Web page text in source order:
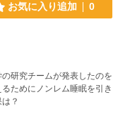
お気に入り追加 0
研究チームが発表したのを
ためにノンレム睡眠を引き
？